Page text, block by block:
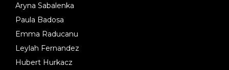
Aryna Sabalenka
Paula Badosa
Emma Raducanu
Leylah Fernandez
Hubert Hurkacz